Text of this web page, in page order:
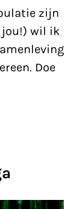
zijn
jou!) wil ik
Doe